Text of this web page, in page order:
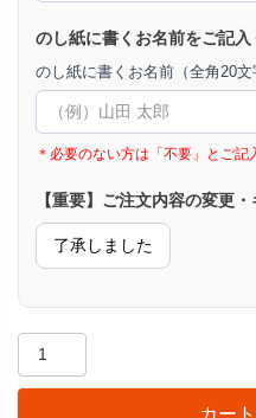
のし紙に書くお名前をご記入
のし紙に書くお名前（全角20文
＊必要のない方は「不要」とご記
【重要】ご注文内容の変更
了承しました